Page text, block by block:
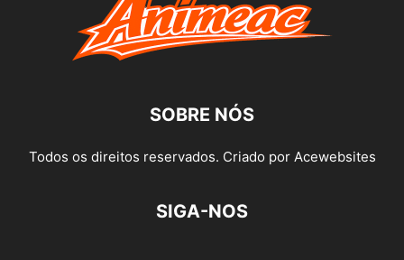
SOBRE NÓS
Todos os direitos reservados. Criado por Acewebsites
SIGA-NOS